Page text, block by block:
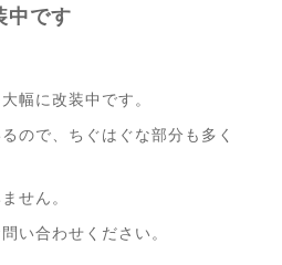
中です
幅に改装中です。
ので、ちぐはぐな部分も多く
せん。
い合わせください。